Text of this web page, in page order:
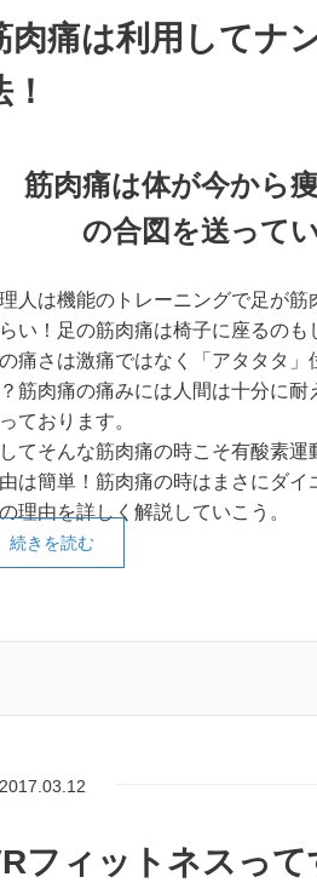
肉痛は利用してナ
筋肉痛は体が今から
の合図を送って
人は機能のトレーニングで足が筋
い！足の筋肉痛は椅子に座るのも
痛さは激痛ではなく「アタタタ」
筋肉痛の痛みには人間は十分に耐
ております。
てそんな筋肉痛の時こそ有酸素運
は簡単！筋肉痛の時はまさにダイ
理由を詳しく解説していこう。
続きを読む
2017.03.12
フィットネスっ